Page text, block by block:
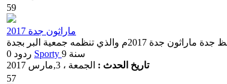
59
ماراثون جدة 2017
Sporty
9 سنة
تاريخ الحدث : الجمعة ، 3,مارس 2017
57